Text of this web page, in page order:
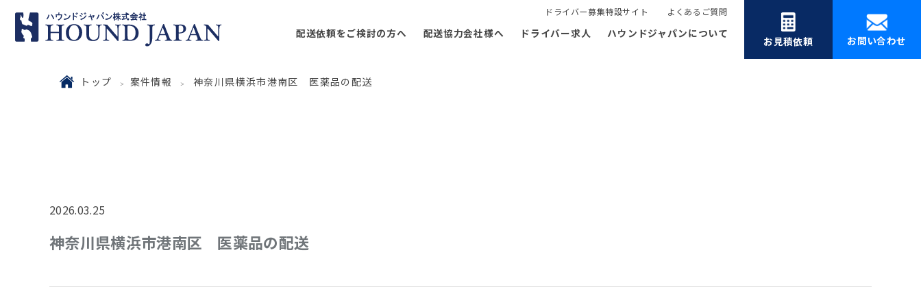
ドライバー募集特設サイト よくあるご質問
配送依頼をご検討の方へ 配送協力会社様へ ドライバー求人 ハウンドジャパンについて
お見積依頼 お問い合わせ
トップ 案件情報 神奈川県横浜市港南区 医薬品の配送
2026.03.25
神奈川県横浜市港南区 医薬品の配送